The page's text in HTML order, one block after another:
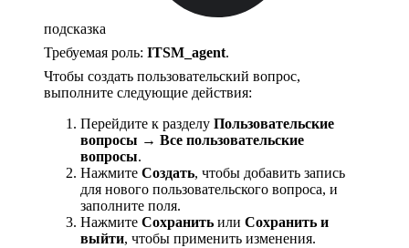
подсказка
Требуемая роль: ITSM_agent.
Чтобы создать пользовательский вопрос,
выполните следующие действия:
Перейдите к разделу Пользовательские
вопросы → Все пользовательские
вопросы.
Нажмите Создать, чтобы добавить запись
для нового пользовательского вопроса, и
заполните поля.
Нажмите Сохранить или Сохранить и
выйти, чтобы применить изменения.